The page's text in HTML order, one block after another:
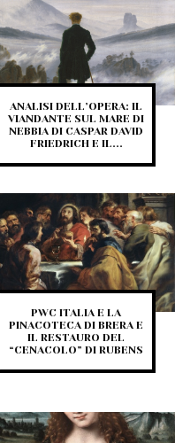
ANALISI DELL’OPERA: IL
VIANDANTE SUL MARE DI
NEBBIA DI CASPAR DAVID
FRIEDRICH E IL...
PWC ITALIA E LA
PINACOTECA DI BRERA E
IL RESTAURO DEL
“CENACOLO” DI RUBENS